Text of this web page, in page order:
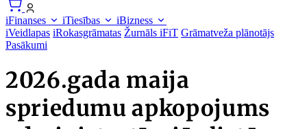
iFinanses iTiesības
iBizness
iVeidlapas iRokasgrāmatas Žurnāls iFiT Grāmatveža plānotājs
Pasākumi
2026.gada maija
spriedumu apkopojums